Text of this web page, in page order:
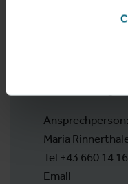
Nonntaler
Ansprechperson:
Maria
Tel +43 660 14
Email